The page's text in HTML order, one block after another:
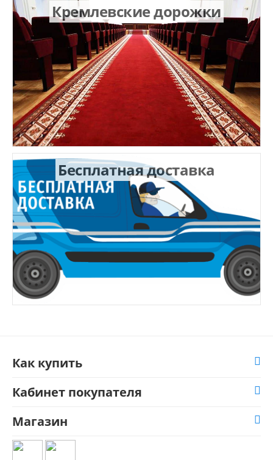
Кремлевские дорожки
Бесплатная доставка
Как купить
Кабинет покупателя
Магазин